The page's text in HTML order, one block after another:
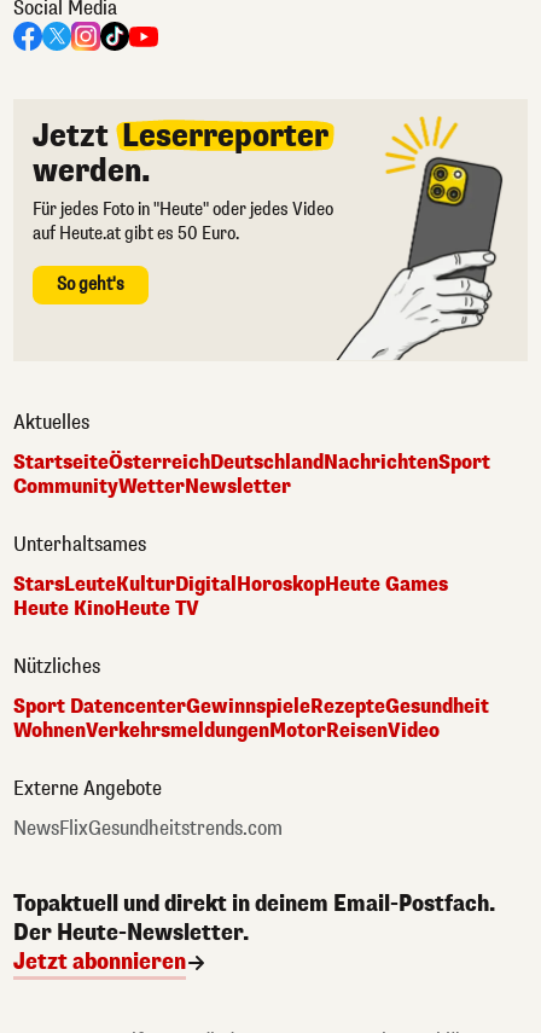
Social Media
Jetzt Leserreporter
werden.
Für jedes Foto in "Heute" oder jedes Video
auf Heute.at gibt es 50 Euro.
So geht's
Aktuelles
StartseiteÖsterreichDeutschlandNachrichtenSport
CommunityWetterNewsletter
Unterhaltsames
StarsLeuteKulturDigitalHoroskopHeute Games
Heute KinoHeute TV
Nützliches
Sport DatencenterGewinnspieleRezepteGesundheit
WohnenVerkehrsmeldungenMotorReisenVideo
Externe Angebote
NewsFlixGesundheitstrends.com
Topaktuell und direkt in deinem Email-Postfach.
Der Heute-Newsletter.
Jetzt abonnieren